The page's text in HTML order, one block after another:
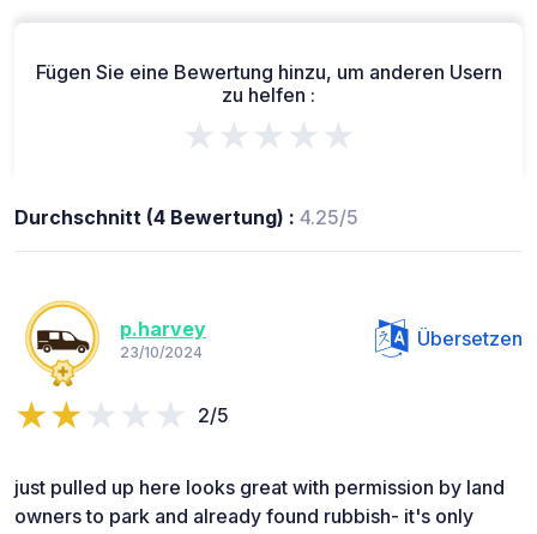
Fügen Sie eine Bewertung hinzu, um anderen Usern
zu helfen :
★★★★★
Durchschnitt (4 Bewertung) : 4.25/5
p.harvey
23/10/2024
Übersetzen
2/5
just pulled up here looks great with permission by land
owners to park and already found rubbish- it's only